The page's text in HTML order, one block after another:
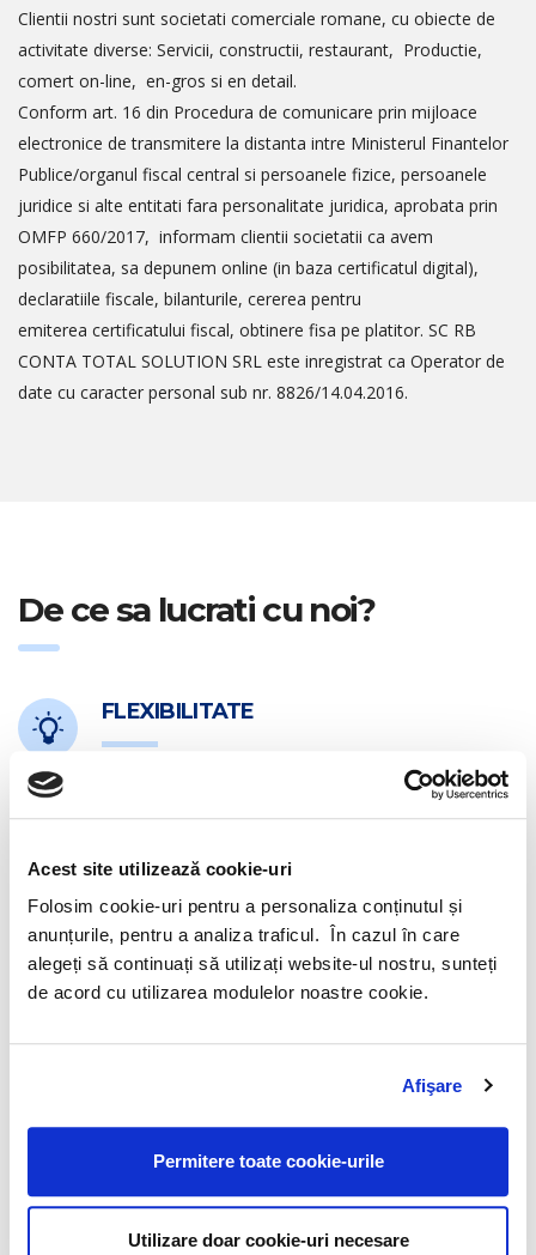
Acest site utilizează cookie-uri
Folosim cookie-uri pentru a personaliza conținutul și
anunțurile, pentru a analiza traficul. În cazul în care
alegeți să continuați să utilizați website-ul nostru, sunteți
de acord cu utilizarea modulelor noastre cookie.
Afişare
Permitere toate cookie-urile
Utilizare doar cookie-uri necesare
Clientii nostri sunt societati comerciale romane, cu obiecte de
activitate diverse: Servicii, constructii, restaurant, Productie,
comert on-line, en-gros si en detail.
Conform art. 16 din Procedura de comunicare prin mijloace
electronice de transmitere la distanta intre Ministerul Finantelor
Publice/organul fiscal central si persoanele fizice, persoanele
juridice si alte entitati fara personalitate juridica, aprobata prin
OMFP 660/2017, informam clientii societatii ca avem
posibilitatea, sa depunem online (in baza certificatul digital),
declaratiile fiscale, bilanturile, cererea pentru
emiterea certificatului fiscal, obtinere fisa pe platitor. SC RB
CONTA TOTAL SOLUTION SRL este inregistrat ca Operator de
date cu caracter personal sub nr. 8826/14.04.2016.
De ce sa lucrati cu noi?
FLEXIBILITATE
Venim in intampinarea clientilor nostri cu solutii
personalizate, adaptate nevoilor companiei.
CONSULTANTA
Oferim solutii de consultanta financiar contabila la cele
mai inalte standarde, tratand fiecare solicitare cu
fim in permanenta actualizati cu ultimele noutati
legislative.